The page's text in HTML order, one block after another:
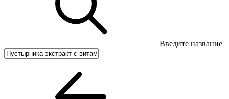
Введите название